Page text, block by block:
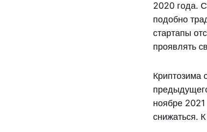
2020 года.
подобно
стартапы
проявлять
Криптозима
ноябре
снижаться.